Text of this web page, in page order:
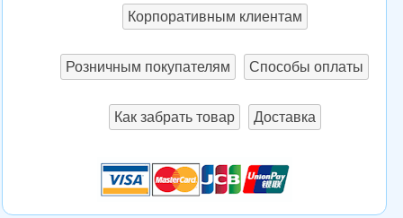
Корпоративным клиентам
Розничным покупателям Способы оплаты
Как забрать товар Доставка